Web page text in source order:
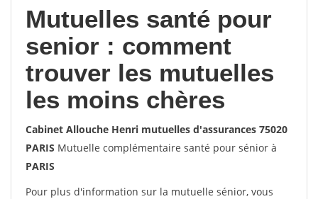
Mutuelles santé pour
senior : comment
trouver les mutuelles
les moins chères
Cabinet Allouche Henri mutuelles d'assurances 75020
PARIS Mutuelle complémentaire santé pour sénior à
PARIS
Pour plus d'information sur la mutuelle sénior, vous